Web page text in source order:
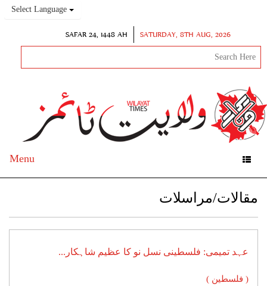
Select Language
SAFAR 24, 1448 AH SATURDAY, 8TH AUG, 2026
Toggle
Menu
مقالات/مراسلات
عہد تمیمی: فلسطینی نسل نو کا عظیم شاہکار...
( فلسطین )